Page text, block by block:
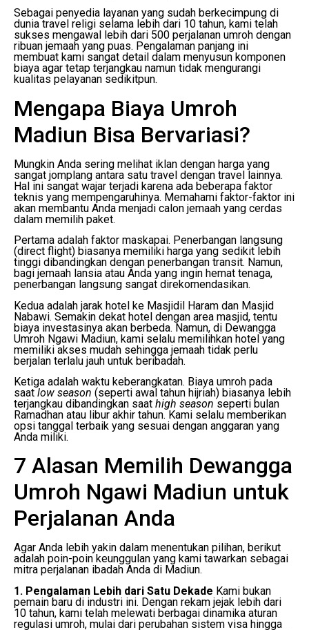
Sebagai penyedia layanan yang sudah berkecimpung di
dunia travel religi selama lebih dari 10 tahun, kami telah
sukses mengawal lebih dari 500 perjalanan umroh dengan
ribuan jemaah yang puas. Pengalaman panjang ini
membuat kami sangat detail dalam menyusun komponen
biaya agar tetap terjangkau namun tidak mengurangi
kualitas pelayanan sedikitpun.
Mengapa Biaya Umroh
Madiun Bisa Bervariasi?
Mungkin Anda sering melihat iklan dengan harga yang
sangat jomplang antara satu travel dengan travel lainnya.
Hal ini sangat wajar terjadi karena ada beberapa faktor
teknis yang mempengaruhinya. Memahami faktor-faktor ini
akan membantu Anda menjadi calon jemaah yang cerdas
dalam memilih paket.
Pertama adalah faktor maskapai. Penerbangan langsung
(direct flight) biasanya memiliki harga yang sedikit lebih
tinggi dibandingkan dengan penerbangan transit. Namun,
bagi jemaah lansia atau Anda yang ingin hemat tenaga,
penerbangan langsung sangat direkomendasikan.
Kedua adalah jarak hotel ke Masjidil Haram dan Masjid
Nabawi. Semakin dekat hotel dengan area masjid, tentu
biaya investasinya akan berbeda. Namun, di Dewangga
Umroh Ngawi Madiun, kami selalu memilihkan hotel yang
memiliki akses mudah sehingga jemaah tidak perlu
berjalan terlalu jauh untuk beribadah.
Ketiga adalah waktu keberangkatan. Biaya umroh pada
saat low season (seperti awal tahun hijriah) biasanya lebih
terjangkau dibandingkan saat high season seperti bulan
Ramadhan atau libur akhir tahun. Kami selalu memberikan
opsi tanggal terbaik yang sesuai dengan anggaran yang
Anda miliki.
7 Alasan Memilih Dewangga
Umroh Ngawi Madiun untuk
Perjalanan Anda
Agar Anda lebih yakin dalam menentukan pilihan, berikut
adalah poin-poin keunggulan yang kami tawarkan sebagai
mitra perjalanan ibadah Anda di Madiun.
1. Pengalaman Lebih dari Satu Dekade Kami bukan
pemain baru di industri ini. Dengan rekam jejak lebih dari
10 tahun, kami telah melewati berbagai dinamika aturan
regulasi umroh, mulai dari perubahan sistem visa hingga